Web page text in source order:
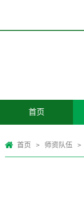
首页
首页 > 师资队伍 >